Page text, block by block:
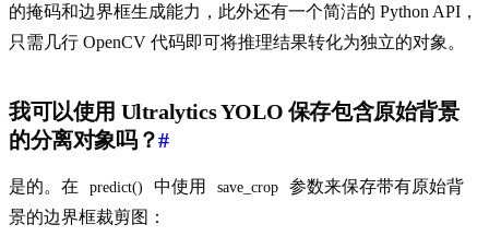
的掩码和边界框生成能力，此外还有一个简洁的 Python API，
只需几行 OpenCV 代码即可将推理结果转化为独立的对象。
我可以使用 Ultralytics YOLO 保存包含原始背景
的分离对象吗？#
是的。在 predict() 中使用 save_crop
参数来保存带有原始背
景的边界框裁剪图：